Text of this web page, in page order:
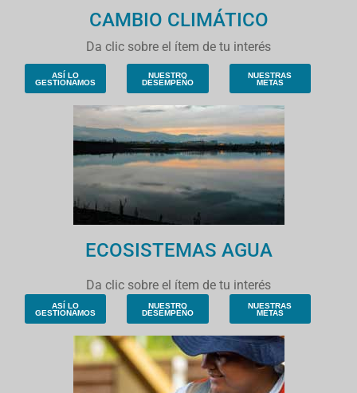
CAMBIO CLIMÁTICO
Da clic sobre el ítem de tu interés
ASÍ LO
GESTIONAMOS
NUESTRO
DESEMPEÑO
NUESTRAS
METAS
ECOSISTEMAS AGUA
Da clic sobre el ítem de tu interés
ASÍ LO
GESTIONAMOS
NUESTRO
DESEMPEÑO
NUESTRAS
METAS